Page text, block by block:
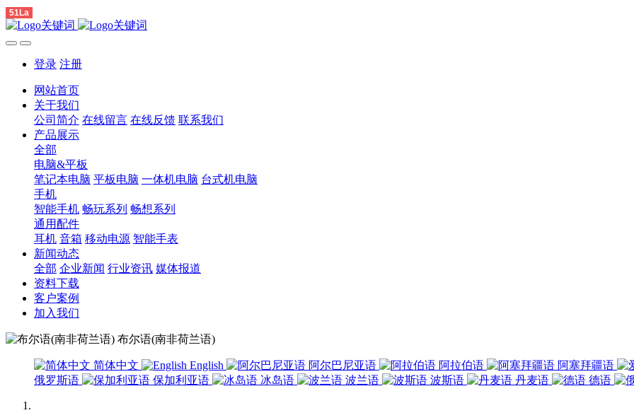
51La
登录 注册
网站首页
关于我们
公司简介 在线留言 在线反馈 联系我们
产品展示
全部
电脑&平板
笔记本电脑 平板电脑 一体机电脑 台式机电脑
手机
智能手机 畅玩系列 畅想系列
通用配件
耳机 音箱 移动电源 智能手表
新闻动态
全部 企业新闻 行业资讯 媒体报道
资料下载
客户案例
加入我们
布尔语(南非荷兰语)
简体中文 English 阿尔巴尼亚语 阿拉伯语
阿塞拜疆语
俄罗斯语
保加利亚语 冰岛语 波兰语 波斯语 丹麦语 德语